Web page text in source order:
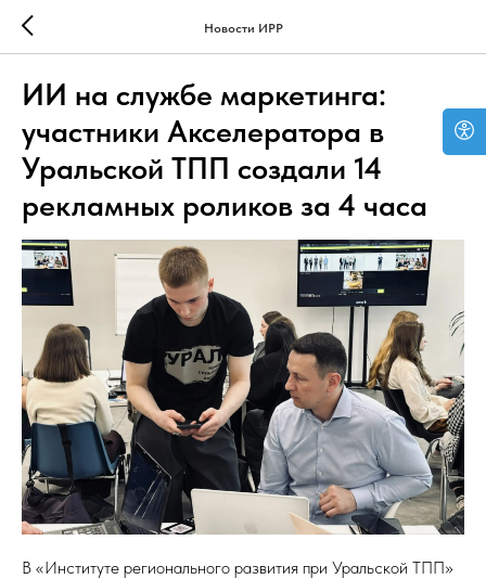
Новости ИРР
ИИ на службе маркетинга:
участники Акселератора в
Уральской ТПП создали 14
рекламных роликов за 4 часа
В «Институте регионального развития при Уральской ТПП»